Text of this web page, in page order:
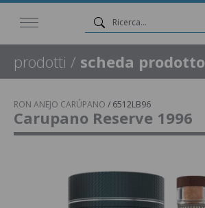
prodotti / scheda prodotto
RON ANEJO CARÚPANO / 6512LB96
Carupano Reserve 1996